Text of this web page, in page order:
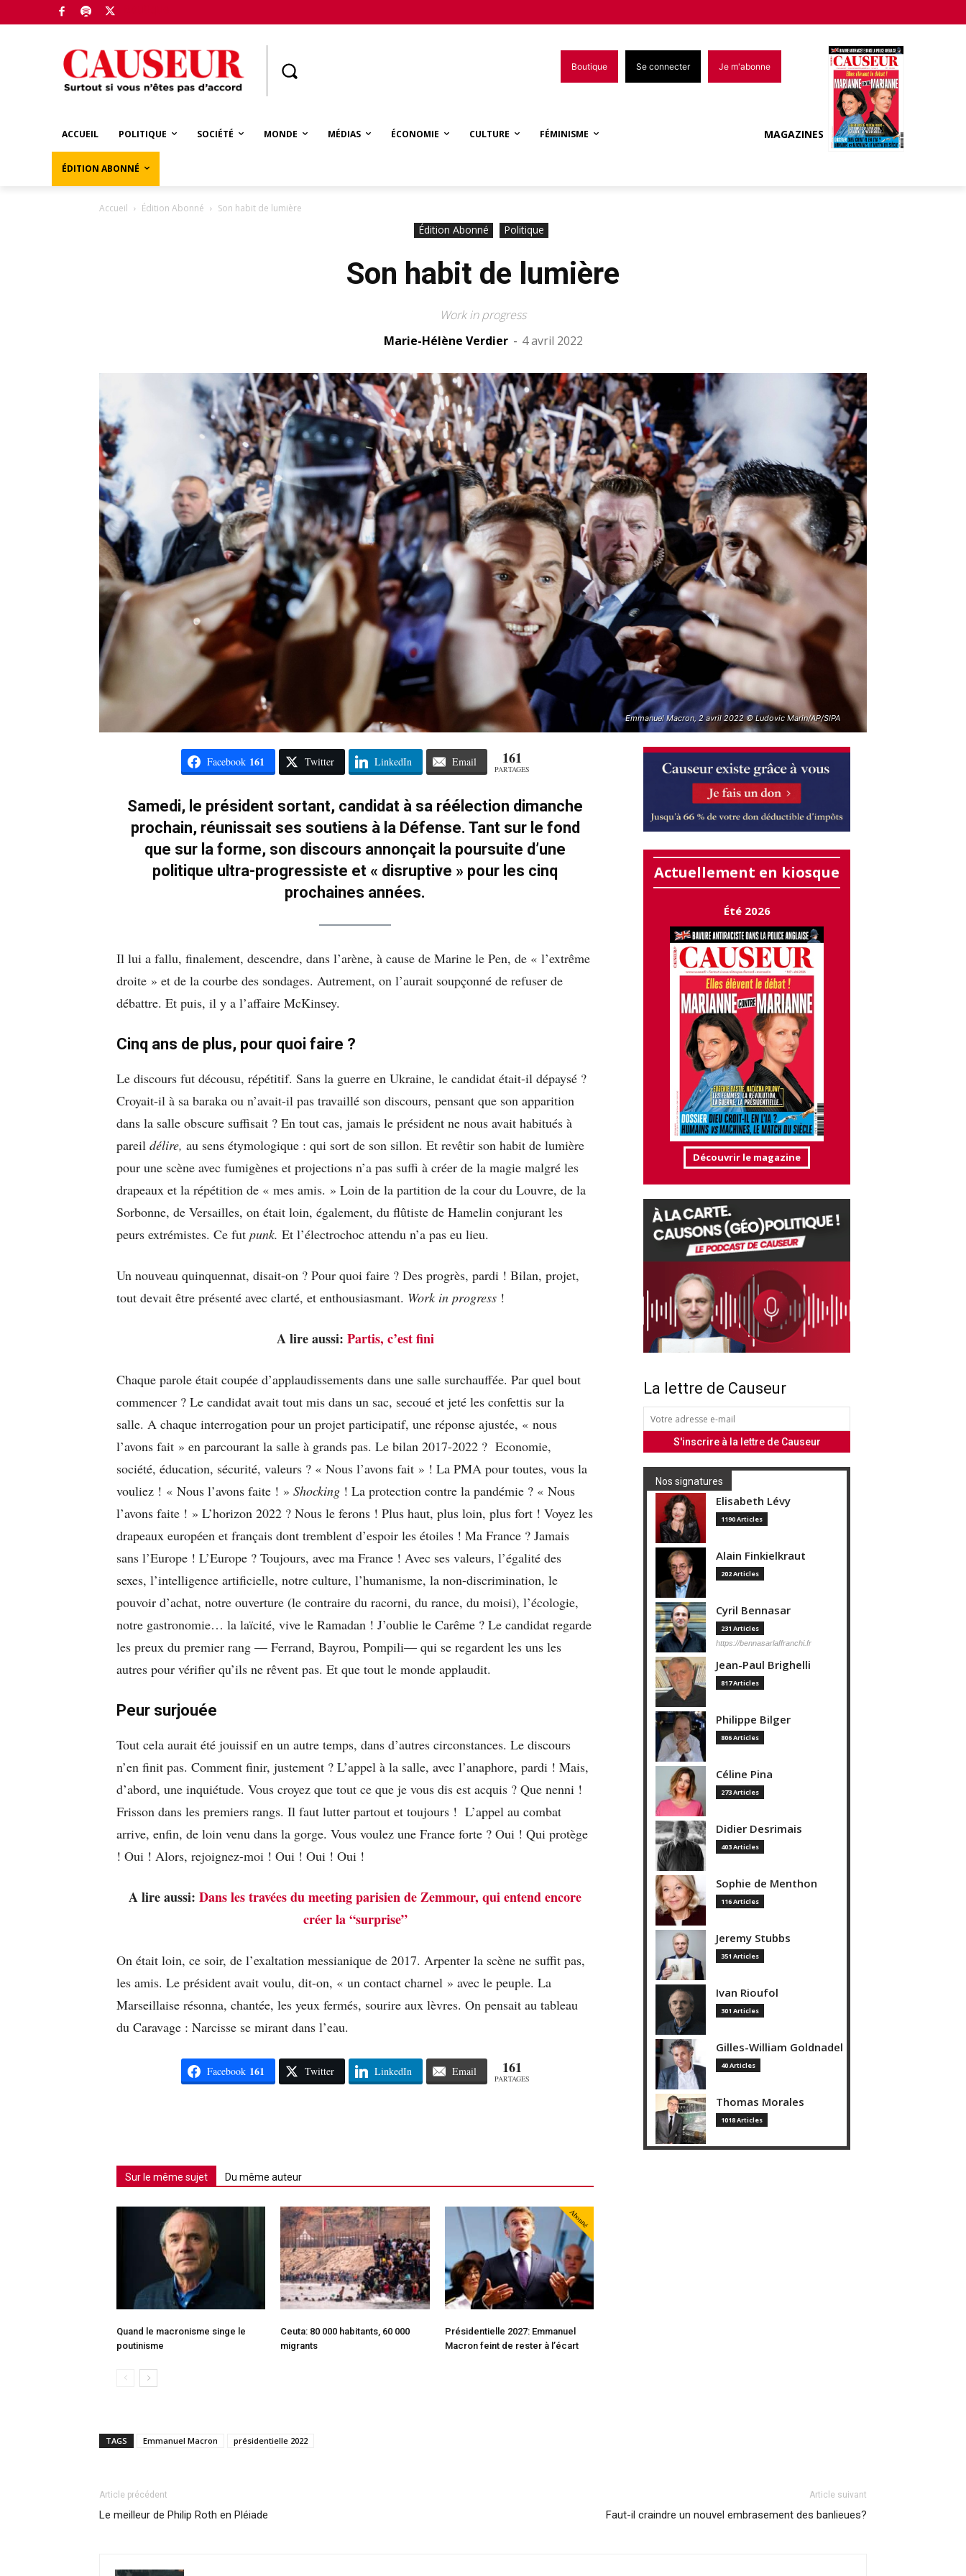
Boutique Se connecter Je m'abonne
ACCUEIL POLITIQUE SOCIÉTÉ MONDE MÉDIAS ÉCONOMIE CULTURE FÉMINISME
ÉDITION ABONNÉ
MAGAZINES
Accueil Édition Abonné Son habit de lumière
Édition Abonné Politique
Son habit de lumière
Work in progress
Marie-Hélène Verdier - 4 avril 2022
Emmanuel Macron, 2 avril 2022 © Ludovic Marin/AP/SIPA
Facebook 161 Twitter LinkedIn Email 161
PARTAGES
Samedi, le président sortant, candidat à sa réélection dimanche
prochain, réunissait ses soutiens à la Défense. Tant sur le fond
que sur la forme, son discours annonçait la poursuite d’une
politique ultra-progressiste et « disruptive » pour les cinq
prochaines années.
Il lui a fallu, finalement, descendre, dans l’arène, à cause de Marine le Pen, de « l’extrême
droite » et de la courbe des sondages. Autrement, on l’aurait soupçonné de refuser de
débattre. Et puis, il y a l’affaire McKinsey.
Cinq ans de plus, pour quoi faire ?
Le discours fut décousu, répétitif. Sans la guerre en Ukraine, le candidat était-il dépaysé ?
Croyait-il à sa baraka ou n’avait-il pas travaillé son discours, pensant que son apparition
dans la salle obscure suffisait ? En tout cas, jamais le président ne nous avait habitués à
pareil délire, au sens étymologique : qui sort de son sillon. Et revêtir son habit de lumière
pour une scène avec fumigènes et projections n’a pas suffi à créer de la magie malgré les
drapeaux et la répétition de « mes amis. » Loin de la partition de la cour du Louvre, de la
Sorbonne, de Versailles, on était loin, également, du flûtiste de Hamelin conjurant les
peurs extrémistes. Ce fut punk. Et l’électrochoc attendu n’a pas eu lieu.
Un nouveau quinquennat, disait-on ? Pour quoi faire ? Des progrès, pardi ! Bilan, projet,
tout devait être présenté avec clarté, et enthousiasmant. Work in progress !
A lire aussi: Partis, c’est fini
Chaque parole était coupée d’applaudissements dans une salle surchauffée. Par quel bout
commencer ? Le candidat avait tout mis dans un sac, secoué et jeté les confettis sur la
salle. A chaque interrogation pour un projet participatif, une réponse ajustée, « nous
l’avons fait » en parcourant la salle à grands pas. Le bilan 2017-2022 ? Economie,
société, éducation, sécurité, valeurs ? « Nous l’avons fait » ! La PMA pour toutes, vous la
vouliez ! « Nous l’avons faite ! » Shocking ! La protection contre la pandémie ? « Nous
l’avons faite ! » L’horizon 2022 ? Nous le ferons ! Plus haut, plus loin, plus fort ! Voyez les
drapeaux européen et français dont tremblent d’espoir les étoiles ! Ma France ? Jamais
sans l’Europe ! L’Europe ? Toujours, avec ma France ! Avec ses valeurs, l’égalité des
sexes, l’intelligence artificielle, notre culture, l’humanisme, la non-discrimination, le
pouvoir d’achat, notre ouverture (le contraire du racorni, du rance, du moisi), l’écologie,
notre gastronomie… la laïcité, vive le Ramadan ! J’oublie le Carême ? Le candidat regarde
les preux du premier rang — Ferrand, Bayrou, Pompili— qui se regardent les uns les
autres pour vérifier qu’ils ne rêvent pas. Et que tout le monde applaudit.
Peur surjouée
Tout cela aurait été jouissif en un autre temps, dans d’autres circonstances. Le discours
n’en finit pas. Comment finir, justement ? L’appel à la salle, avec l’anaphore, pardi ! Mais,
d’abord, une inquiétude. Vous croyez que tout ce que je vous dis est acquis ? Que nenni !
Frisson dans les premiers rangs. Il faut lutter partout et toujours ! L’appel au combat
arrive, enfin, de loin venu dans la gorge. Vous voulez une France forte ? Oui ! Qui protège
! Oui ! Alors, rejoignez-moi ! Oui ! Oui ! Oui !
A lire aussi: Dans les travées du meeting parisien de Zemmour, qui entend encore
créer la “surprise”
On était loin, ce soir, de l’exaltation messianique de 2017. Arpenter la scène ne suffit pas,
les amis. Le président avait voulu, dit-on, « un contact charnel » avec le peuple. La
Marseillaise résonna, chantée, les yeux fermés, sourire aux lèvres. On pensait au tableau
du Caravage : Narcisse se mirant dans l’eau.
Facebook 161 Twitter LinkedIn Email 161
PARTAGES
Sur le même sujet Du même auteur
Quand le macronisme singe le
poutinisme
Ceuta: 80 000 habitants, 60 000
migrants
Abonné
Présidentielle 2027: Emmanuel
Macron feint de rester à l’écart
Actuellement en kiosque
Été 2026
Découvrir le magazine
La lettre de Causeur
Nos signatures
Elisabeth Lévy
1190 Articles
Alain Finkielkraut
202 Articles
Cyril Bennasar
231 Articles
https://bennasarlaffranchi.fr
Jean-Paul Brighelli
817 Articles
Philippe Bilger
806 Articles
Céline Pina
273 Articles
Didier Desrimais
403 Articles
Sophie de Menthon
116 Articles
Jeremy Stubbs
351 Articles
Ivan Rioufol
301 Articles
Gilles-William Goldnadel
40 Articles
Thomas Morales
1018 Articles
TAGS Emmanuel Macron présidentielle 2022
Article précédent
Le meilleur de Philip Roth en Pléiade
Article suivant
Faut-il craindre un nouvel embrasement des banlieues?